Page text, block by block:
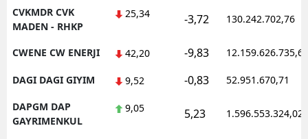
CVKMDR CVK
MADEN - RHKP
25,34 -3,72 130.242.702,76
CWENE CW ENERJI 42,20 -9,83 12.159.626.735,62
DAGI DAGI GIYIM 9,52 -0,83 52.951.670,71
DAPGM DAP
GAYRIMENKUL
9,05 5,23 1.596.553.324,02